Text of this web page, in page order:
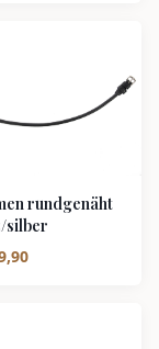
rundgenäht
silber